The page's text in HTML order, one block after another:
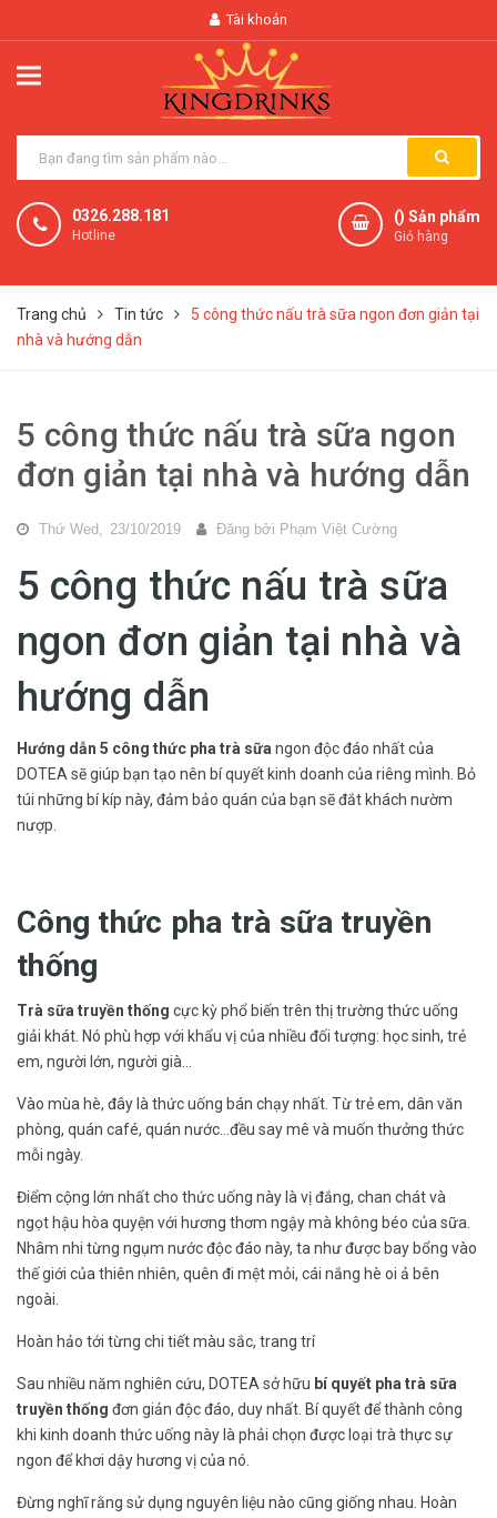
Tài khoản
0326.288.181
Hotline
() Sản phẩm
Giỏ hàng
Trang chủ Tin tức
5 công thức nấu trà sữa ngon đơn giản tại
nhà và hướng dẫn
5 công thức nấu trà sữa ngon
đơn giản tại nhà và hướng dẫn
Thứ Wed, 23/10/2019 Đăng bởi Phạm Việt Cường
5 công thức nấu trà sữa
ngon đơn giản tại nhà và
hướng dẫn
Hướng dẫn 5 công thức pha trà sữa ngon độc đáo nhất của
DOTEA sẽ giúp bạn tạo nên bí quyết kinh doanh của riêng mình. Bỏ
túi những bí kíp này, đảm bảo quán của bạn sẽ đắt khách nườm
nượp.
Công thức pha trà sữa truyền
thống
Trà sữa truyền thống cực kỳ phổ biến trên thị trường thức uống
giải khát. Nó phù hợp với khẩu vị của nhiều đối tượng: học sinh, trẻ
em, người lớn, người già…
Vào mùa hè, đây là thức uống bán chạy nhất. Từ trẻ em, dân văn
phòng, quán café, quán nước…đều say mê và muốn thưởng thức
mỗi ngày.
Điểm cộng lớn nhất cho thức uống này là vị đắng, chan chát và
ngọt hậu hòa quyện với hương thơm ngậy mà không béo của sữa.
Nhâm nhi từng ngụm nước độc đáo này, ta như được bay bổng vào
thế giới của thiên nhiên, quên đi mệt mỏi, cái nắng hè oi ả bên
ngoài.
Hoàn hảo tới từng chi tiết màu sắc, trang trí
Sau nhiều năm nghiên cứu, DOTEA sở hữu bí quyết pha trà sữa
truyền thống đơn giản độc đáo, duy nhất. Bí quyết để thành công
khi kinh doanh thức uống này là phải chọn được loại trà thực sự
ngon để khơi dậy hương vị của nó.
Đừng nghĩ rằng sử dụng nguyên liệu nào cũng giống nhau. Hoàn